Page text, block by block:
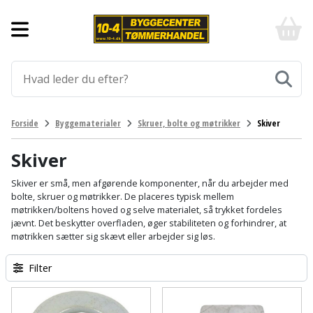
Aluprofiler
Armering
Befæstigelse
Bordplade
Bygningsbeslag
Gulve
Fliser
og
klinker
Gulvtilbehør
Gulvunderlag
Gulvvarme
Laminatgulv
Værktøj
Afmærkning
Arbejdsbuk
Arbejdsvogn
Båndstrammer
Elværktøj
Afkortersav
Afstandsmåler
Arbejdslamper
Havemaskiner
Brændekløver
Buskrydder
Dykpumpe
Hus,
have
og
fritid
Affaldssortering
Maling
-
billigt
og
-
Klik
Forside Byggematerialer Skruer, bolte og møtrikker Skiver
Skiver
Skiver er små, men afgørende komponenter, når du arbejder med
bolte, skruer og møtrikker. De placeres typisk mellem
møtrikken/boltens hoved og selve materialet, så trykket fordeles
jævnt. Det beskytter overfladen, øger stabiliteten og forhindrer, at
møtrikken sætter sig skævt eller arbejder sig løs.
Filter